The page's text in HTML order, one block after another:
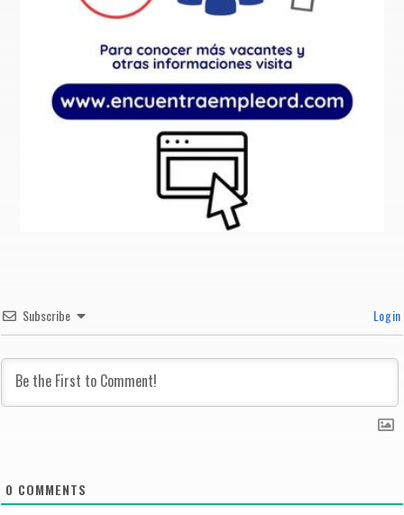
Subscribe Login
0 COMMENTS